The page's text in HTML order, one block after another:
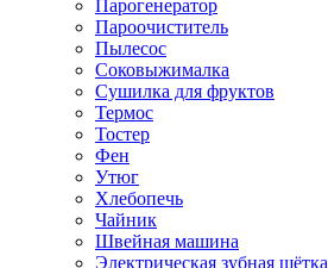
Парогенератор
Пароочиститель
Пылесос
Соковыжималка
Сушилка для фруктов
Термос
Тостер
Фен
Утюг
Хлебопечь
Чайник
Швейная машина
Электрическая зубная щётка